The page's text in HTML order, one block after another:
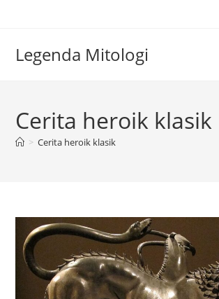
Legenda Mitologi
Cerita heroik klasik
> Cerita heroik klasik